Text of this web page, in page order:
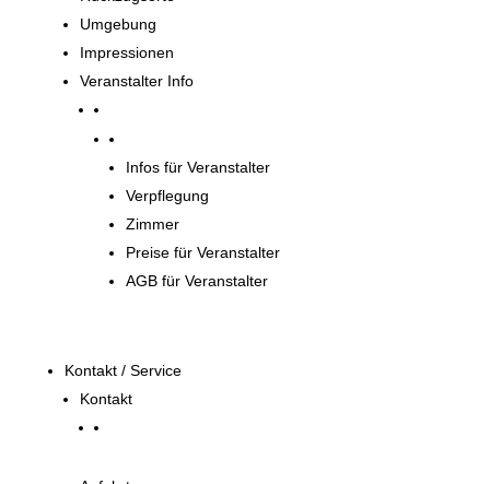
Umgebung
Impressionen
Veranstalter Info
Infos für Veranstalter
Verpflegung
Zimmer
Preise für Veranstalter
AGB für Veranstalter
Kontakt / Service
Kontakt